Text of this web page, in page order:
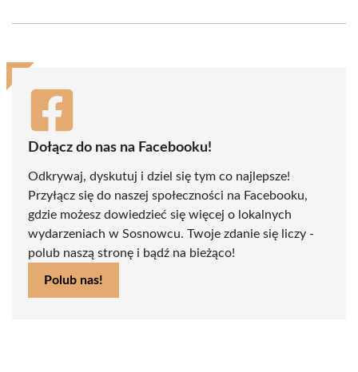
(Twitter)
Dołącz do nas na Facebooku!
Odkrywaj, dyskutuj i dziel się tym co najlepsze!
Przyłącz się do naszej społeczności na Facebooku,
gdzie możesz dowiedzieć się więcej o lokalnych
wydarzeniach w Sosnowcu. Twoje zdanie się liczy -
polub naszą stronę i bądź na bieżąco!
Polub nas!